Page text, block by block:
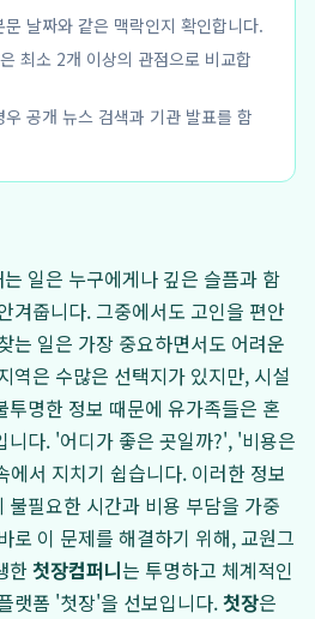
날짜와 같은 맥락인지 확인합니다.
최소 2개 이상의 관점으로 비교합
공개 뉴스 검색과 기관 발표를 함
일은 누구에게나 깊은 슬픔과 함
겨줍니다. 그중에서도 고인을 편안
는 일은 가장 중요하면서도 어려운
역은 수많은 선택지가 있지만, 시설
명한 정보 때문에 유가족들은 혼
니다. '어디가 좋은 곳일까?', '비용은
에서 지치기 쉽습니다. 이러한 정보
필요한 시간과 비용 부담을 가중
로 이 문제를 해결하기 위해, 교원그
한첫장컴퍼니는 투명하고 체계적인
랫폼 '첫장'을 선보입니다.첫장은